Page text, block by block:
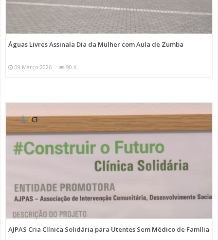
Águas Livres Assinala Dia da Mulher com Aula de Zumba
09 Março 2026 90 K
AJPAS Cria Clínica Solidária para Utentes Sem Médico de Família